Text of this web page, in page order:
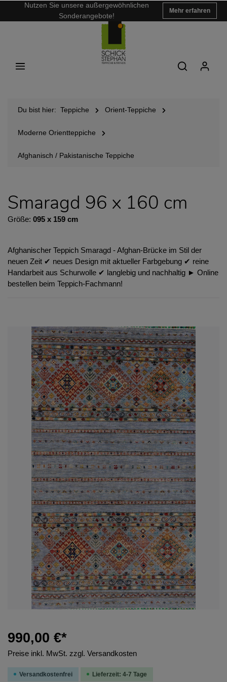
Nutzen Sie unsere außergewöhnlichen
Sonderangebote!
Mehr erfahren
Du bist hier: Teppiche Orient-Teppiche
Moderne Orientteppiche
Afghanisch / Pakistanische Teppiche
Smaragd 96 x 160 cm
Größe: 095 x 159 cm
Afghanischer Teppich Smaragd - Afghan-Brücke im Stil der
neuen Zeit ✔︎ neues Design mit aktueller Farbgebung ✔︎ reine
Handarbeit aus Schurwolle ✔︎ langlebig und nachhaltig ► Online
bestellen beim Teppich-Fachmann!
990,00 €*
Preise inkl. MwSt. zzgl. Versandkosten
Versandkostenfrei Lieferzeit: 4-7 Tage